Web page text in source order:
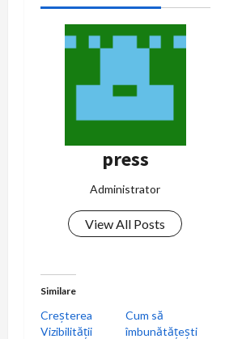
press
Administrator
View All Posts
Similare
Creșterea
Vizibilității
Cum să
îmbunătățești